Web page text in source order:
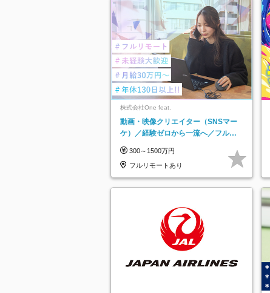
株式会社One feat.
動画・映像クリエイター（SNSマー
ケ）／経験ゼロから一流へ／フルリ
日以上
300～1500万円
フルリモートあり